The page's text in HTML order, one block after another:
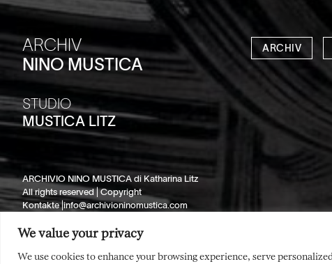
We value your privacy
We use cookies to enhance your browsing experience, serve
ARCHIV
NINO MUSTICA
STUDIO
MUSTICA LITZ
ARCHIV
ARCHIVIO NINO MUSTICA di Katharina Litz
All rights reserved | Copyright
Kontakte |info@archivioninomustica.com